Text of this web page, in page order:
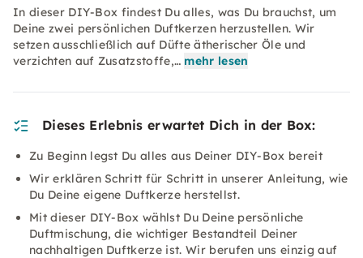
In dieser DIY-Box findest Du alles, was Du brauchst, um
Deine zwei persönlichen Duftkerzen herzustellen. Wir
setzen ausschließlich auf Düfte ätherischer Öle und
verzichten auf Zusatzstoffe,… mehr lesen
Dieses Erlebnis erwartet Dich in der Box:
Zu Beginn legst Du alles aus Deiner DIY-Box bereit
Wir erklären Schritt für Schritt in unserer Anleitung, wie
Du Deine eigene Duftkerze herstellst.
Mit dieser DIY-Box wählst Du Deine persönliche
Duftmischung, die wichtiger Bestandteil Deiner
nachhaltigen Duftkerze ist. Wir berufen uns einzig auf